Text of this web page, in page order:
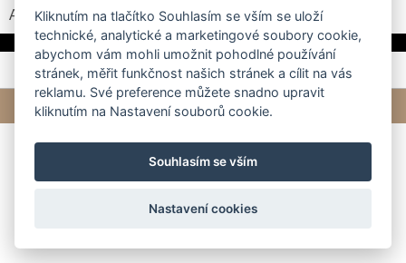
Automatické procházení:3|4|5|6|7(čas ve vteřinách)
© 2026 eStránky.cz | Tvorba webových stránek
Kliknutím na tlačítko Souhlasím se vším se uloží
technické, analytické a marketingové soubory cookie,
abychom vám mohli umožnit pohodlné používání
stránek, měřit funkčnost našich stránek a cílit na vás
reklamu. Své preference můžete snadno upravit
kliknutím na Nastavení souborů cookie.
Souhlasím se vším
Nastavení cookies